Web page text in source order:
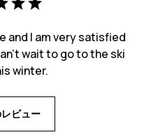
and I am very satisfied
wait to go to the ski
winter.
ビュー